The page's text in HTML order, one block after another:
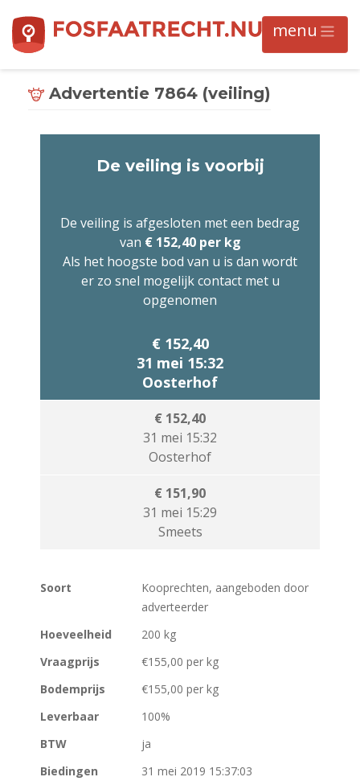
Advertentie 7864 (veiling)
Soort
Kooprechten, aangeboden door
adverteerder
Hoeveelheid
200 kg
Vraagprijs
€155,00 per kg
Bodemprijs
€155,00 per kg
Leverbaar
100%
BTW
ja
Biedingen
31 mei 2019 15:37:03
De veiling is voorbij
De veiling is afgesloten met een bedrag
van € 152,40 per kg
Als het hoogste bod van u is dan wordt
er zo snel mogelijk contact met u
opgenomen
€ 152,40
31 mei 15:32
Oosterhof
€ 152,40
31 mei 15:32
Oosterhof
€ 151,90
31 mei 15:29
Smeets